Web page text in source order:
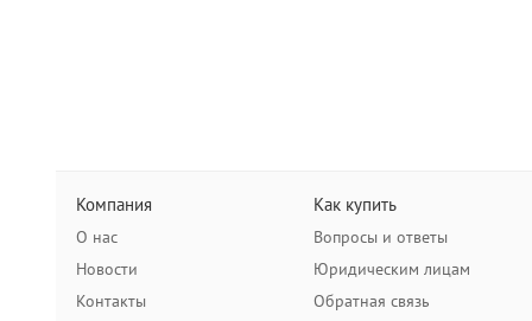
Компания
О нас
Новости
Контакты
Как купить
Вопросы и ответы
Юридическим лицам
Обратная связь